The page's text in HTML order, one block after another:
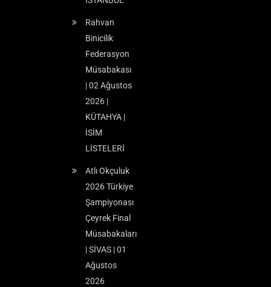
Rahvan
Binicilik
Federasyon
Müsabakası
| 02 Ağustos
2026 |
KÜTAHYA |
İSİM
LİSTELERİ
Atlı Okçuluk
2026 Türkiye
Şampiyonası
Çeyrek Final
Müsabakaları
| SİVAS | 01
Ağustos
2026